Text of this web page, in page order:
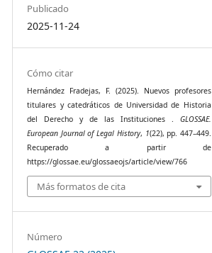
Publicado
2025-11-24
Cómo citar
Hernández Fradejas, F. (2025). Nuevos profesores
titulares y catedráticos de Universidad de Historia
del Derecho y de las Instituciones . GLOSSAE.
European Journal of Legal History, 1(22), pp. 447–449.
Recuperado a partir de
https://glossae.eu/glossaeojs/article/view/766
Más formatos de cita
Número